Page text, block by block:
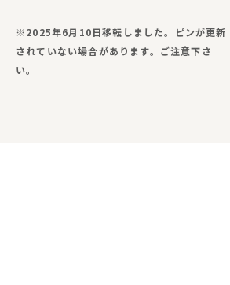
※2025年6月10日移転しました。ピンが更新
されていない場合があります。ご注意下さ
い。